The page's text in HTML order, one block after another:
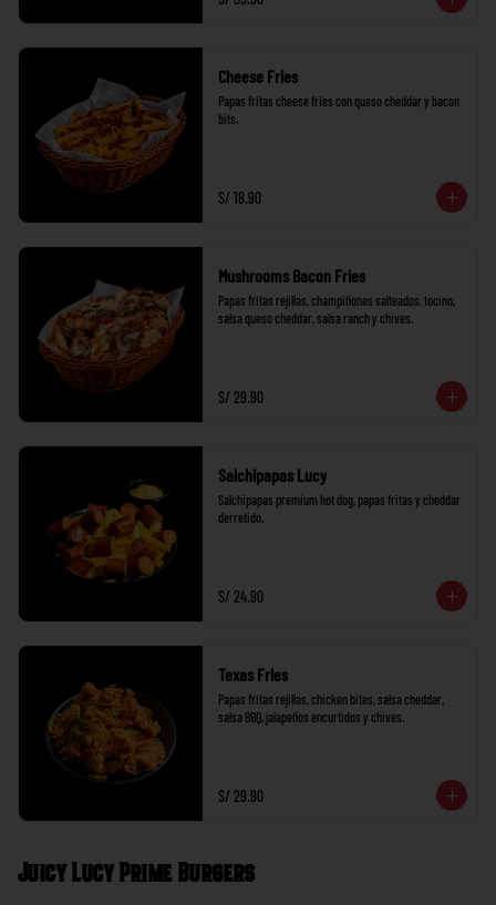
Cheese Fries
Papas fritas cheese fries con queso cheddar y bacon
bits.
S/ 18.90
Mushrooms Bacon Fries
Papas fritas rejillas, champiñones salteados, tocino,
salsa queso cheddar, salsa ranch y chives.
S/ 29.90
Salchipapas Lucy
Salchipapas premium hot dog, papas fritas y cheddar
derretido.
S/ 24.90
Texas Fries
Papas fritas rejillas, chicken bites, salsa cheddar,
salsa BBQ, jalapeños encurtidos y chives.
S/ 29.90
Juicy Lucy Prime Burgers